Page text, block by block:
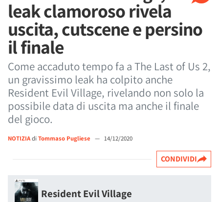
leak clamoroso rivela
uscita, cutscene e persino
il finale
Come accaduto tempo fa a The Last of Us 2,
un gravissimo leak ha colpito anche
Resident Evil Village, rivelando non solo la
possibile data di uscita ma anche il finale
del gioco.
NOTIZIAdi Tommaso Pugliese — 14/12/2020
CONDIVIDI
Resident Evil Village